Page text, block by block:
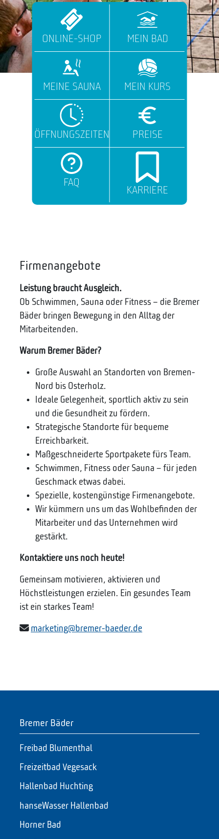
ONLINE-SHOP MEIN BAD
MEINE SAUNA MEIN KURS
ÖFFNUNGSZEITEN PREISE
FAQ
KARRIERE
Firmenangebote
Leistung braucht Ausgleich.
Ob Schwimmen, Sauna oder Fitness – die Bremer
Bäder bringen Bewegung in den Alltag der
Mitarbeitenden.
Warum Bremer Bäder?
Große Auswahl an Standorten von Bremen-
Nord bis Osterholz.
Ideale Gelegenheit, sportlich aktiv zu sein
und die Gesundheit zu fördern.
Strategische Standorte für bequeme
Erreichbarkeit.
Maßgeschneiderte Sportpakete fürs Team.
Schwimmen, Fitness oder Sauna – für jeden
Geschmack etwas dabei.
Spezielle, kostengünstige Firmenangebote.
Wir kümmern uns um das Wohlbefinden der
Mitarbeiter und das Unternehmen wird
gestärkt.
Kontaktiere uns noch heute!
Gemeinsam motivieren, aktivieren und
Höchstleistungen erzielen. Ein gesundes Team
ist ein starkes Team!
marketing@bremer-baeder.de
Bremer Bäder
Freibad Blumenthal
Freizeitbad Vegesack
Hallenbad Huchting
hanseWasser Hallenbad
Horner Bad